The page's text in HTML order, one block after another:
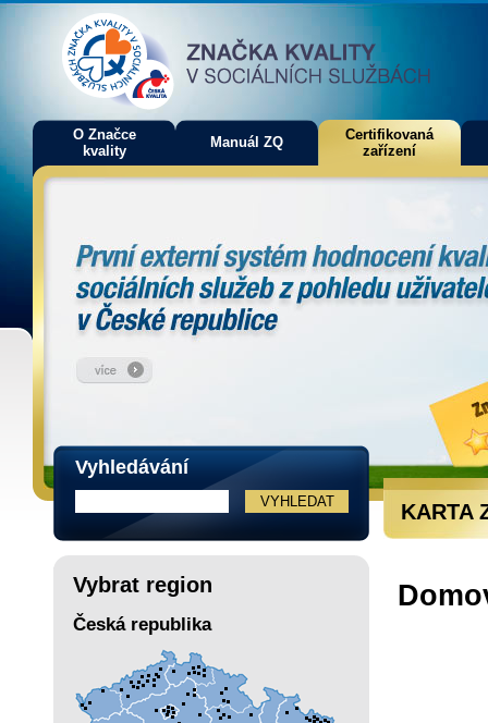
O Značce
kvality
Manuál ZQ
Certifikovaná
zařízení
Vyhledávání
Vybrat region
Česká republika
KARTA